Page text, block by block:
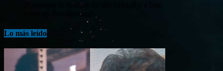
¡Consigue tu hosting de alta calidad y a bajo
costo en Banahosting!
Lo más leído